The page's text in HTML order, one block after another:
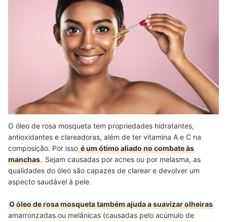
O óleo de rosa mosqueta tem propriedades hidratantes,
antioxidantes e clareadoras, além de ter vitamina A e C na
composição. Por issoé um ótimo aliado no combate às
manchas. Sejam causadas por acnes ou por melasma, as
qualidades do óleo são capazes de clarear e devolver um
aspecto saudável à pele.
O óleo de rosa mosqueta também ajuda a suavizar olheiras
amarronzadas ou melânicas (causadas pelo acúmulo de